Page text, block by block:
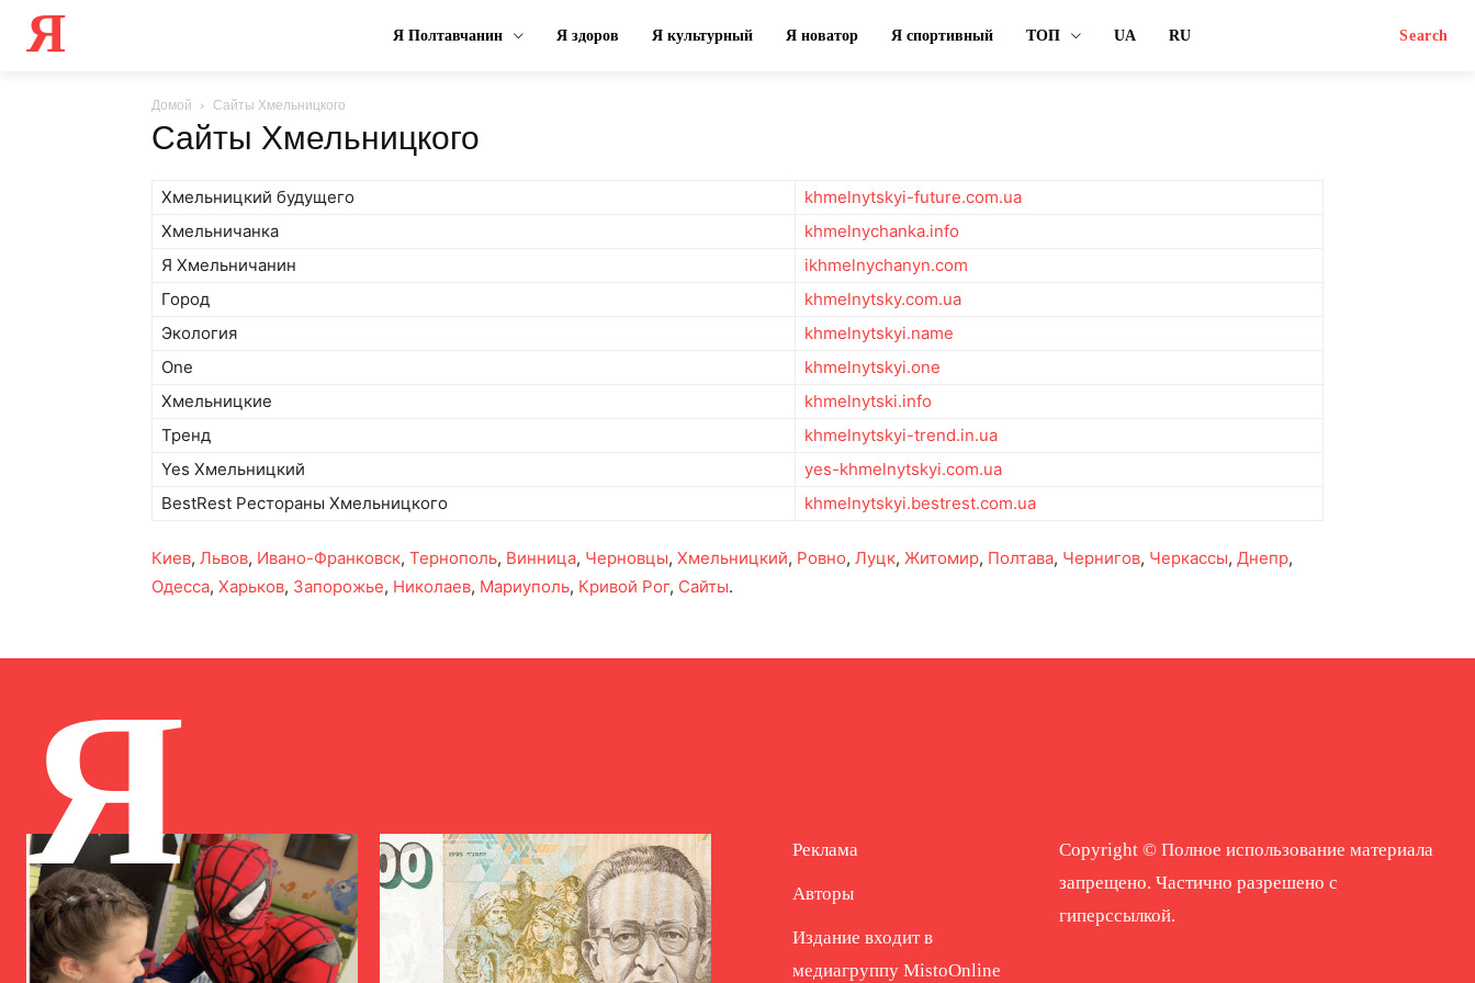
Я Я Полтавчанин Я здоров Я культурный Я новатор Я спортивный ТОП UA RU Search
Домой Сайты Хмельницкого
Сайты Хмельницкого
Хмельницкий будущего
khmelnytskyi-future.com.ua
Хмельничанка
khmelnychanka.info
Я Хмельничанин
ikhmelnychanyn.com
Город
khmelnytsky.com.ua
Экология
khmelnytskyi.name
One
khmelnytskyi.one
Хмельницкие
khmelnytski.info
Тренд
khmelnytskyi-trend.in.ua
Yes Хмельницкий
yes-khmelnytskyi.com.ua
BestRest Рестораны Хмельницкого
khmelnytskyi.bestrest.com.ua
Киев, Львов, Ивано-Франковск, Тернополь, Винница, Черновцы, Хмельницкий, Ровно, Луцк, Житомир, Полтава, Чернигов, Черкассы, Днепр,
Одесса, Харьков, Запорожье, Николаев, Мариуполь, Кривой Рог, Сайты.
Я Реклама
Авторы
Издание входит в
медиагруппу MistoOnline
Copyright © Полное использование материала
запрещено. Частично разрешено с
гиперссылкой.